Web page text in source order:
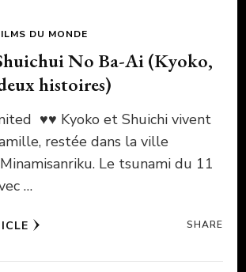
DU MONDE
No Ba-Ai (Kyoko,
histoires)
♥♥ Kyoko et Shuichi vivent
restée dans la ville
Le tsunami du 11
…
SHARE